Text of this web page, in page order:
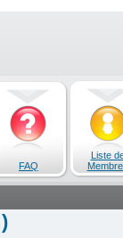
FAQ
Liste